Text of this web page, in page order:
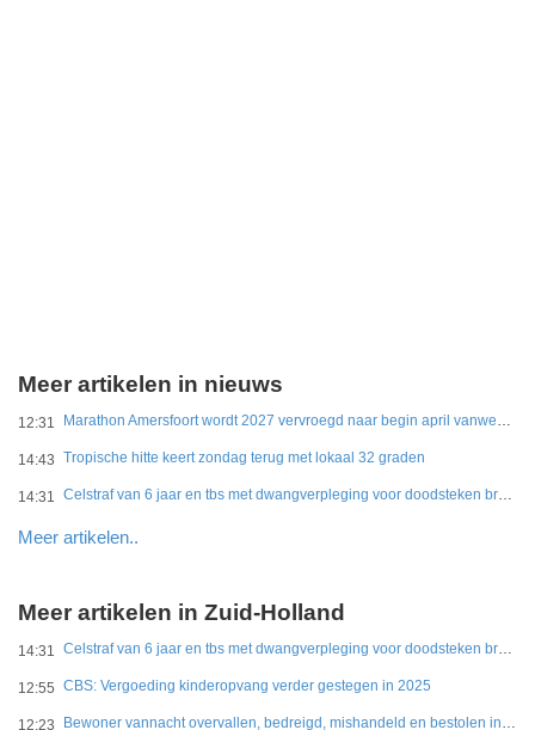
Meer artikelen in nieuws
12:31
14:43 Tropische hitte keert zondag terug met lokaal 32 graden
14:31
Meer artikelen..
Meer artikelen in Zuid-Holland
14:31
12:55 CBS: Vergoeding kinderopvang verder gestegen in 2025
12:23